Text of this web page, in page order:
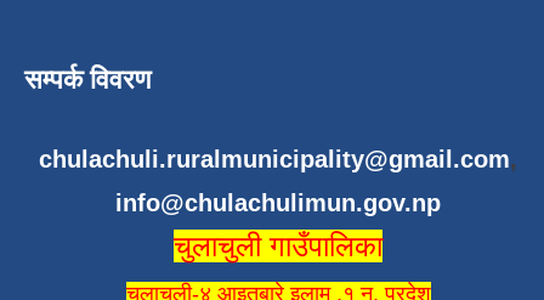
सम्पर्क विवरण
chulachuli.ruralmunicipality@gmail.com,
info@chulachulimun.gov.np
चुलाचुली गाउँपालिका
चुलाचुली-४ आइतबारे इलाम ,१ न. प्रदेश